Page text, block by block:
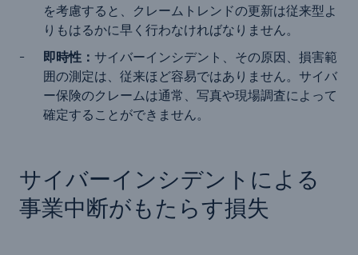
を考慮すると、クレームトレンドの更新は従来型よ
りもはるかに早く行わなければなりません。
即時性： サイバーインシデント、その原因、損害範
囲の測定は、従来ほど容易ではありません。サイバ
ー保険のクレームは通常、写真や現場調査によって
確定することができません。
サイバーインシデントによる
事業中断がもたらす損失